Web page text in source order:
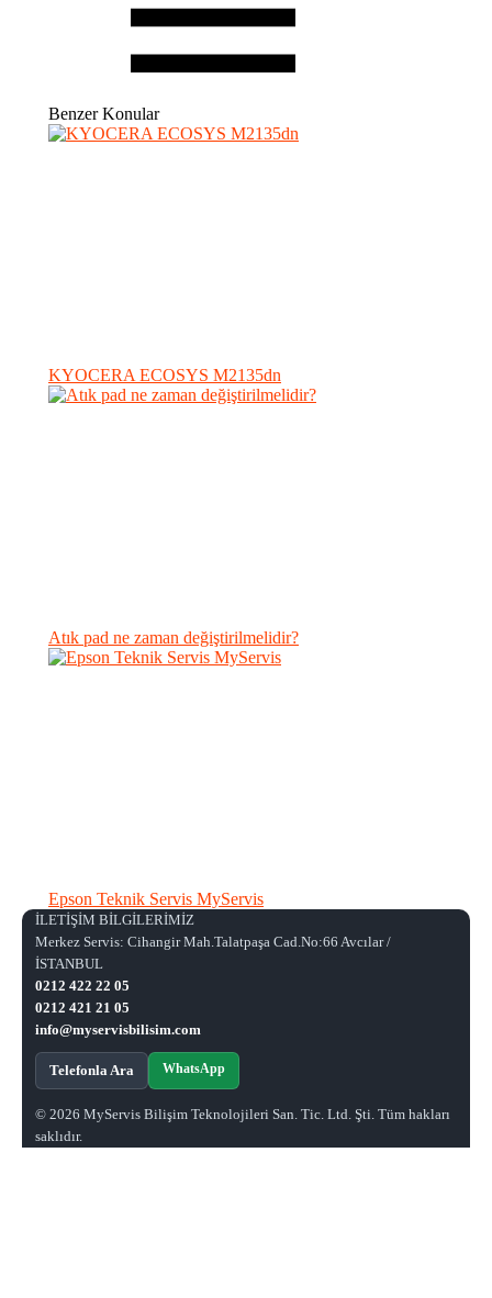
Benzer Konular
KYOCERA ECOSYS M2135dn
Atık pad ne zaman değiştirilmelidir?
Epson Teknik Servis MyServis
İLETİŞİM BİLGİLERİMİZ
Merkez Servis: Cihangir Mah.Talatpaşa Cad.No:66 Avcılar /
İSTANBUL
0212 422 22 05
0212 421 21 05
info@myservisbilisim.com
Telefonla Ara WhatsApp
© 2026 MyServis Bilişim Teknolojileri San. Tic. Ltd. Şti. Tüm hakları
saklıdır.